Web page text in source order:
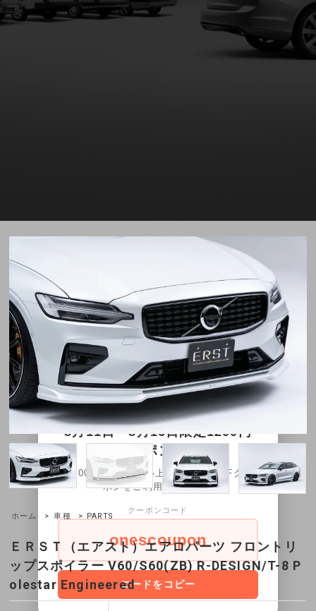
ホーム > 車種 > PARTS
ＥＲＳＴ（エアスト）エアロパーツ フロントリ
ップスポイラー V60/S60(ZB) R-DESIGN/T-8 P
olestar Engineered
8月11日～8月16日限定1200円
OFFクーポン配布中！
30,000円以上お買い上げ1,200円OFFクー
ポンをご利用頂けます。
クーポンコード
onescoupon
コードをコピー